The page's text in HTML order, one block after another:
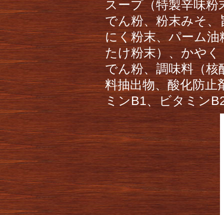
スープ（特製辛味粉
でん粉、粉末みそ
にく粉末、パーム
たけ粉末）、かや
でん粉、調味料（核
料抽出物、酸化防止
ミンB1、ビタミン